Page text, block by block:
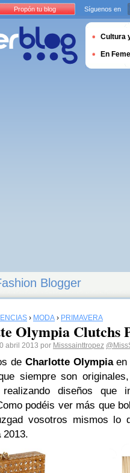
Blogger
› MODA › PRIMAVERA
Olympia Clutchs
abril 2013 por Misssainttropez
de Charlotte Olympiaen
siempre son
diseños que
podéis ver más que
vosotros mismos lo
2013.
Propón tu blog Síguenos en
Cultura
En